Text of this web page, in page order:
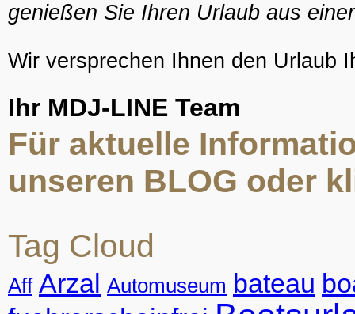
genießen Sie Ihren Urlaub aus
Wir versprechen Ihnen den Urlaub
Ihr MDJ-LINE Team
Für aktuelle
unseren BLOG oder
Tag Cloud
Aff Arzal Automuseum bateau